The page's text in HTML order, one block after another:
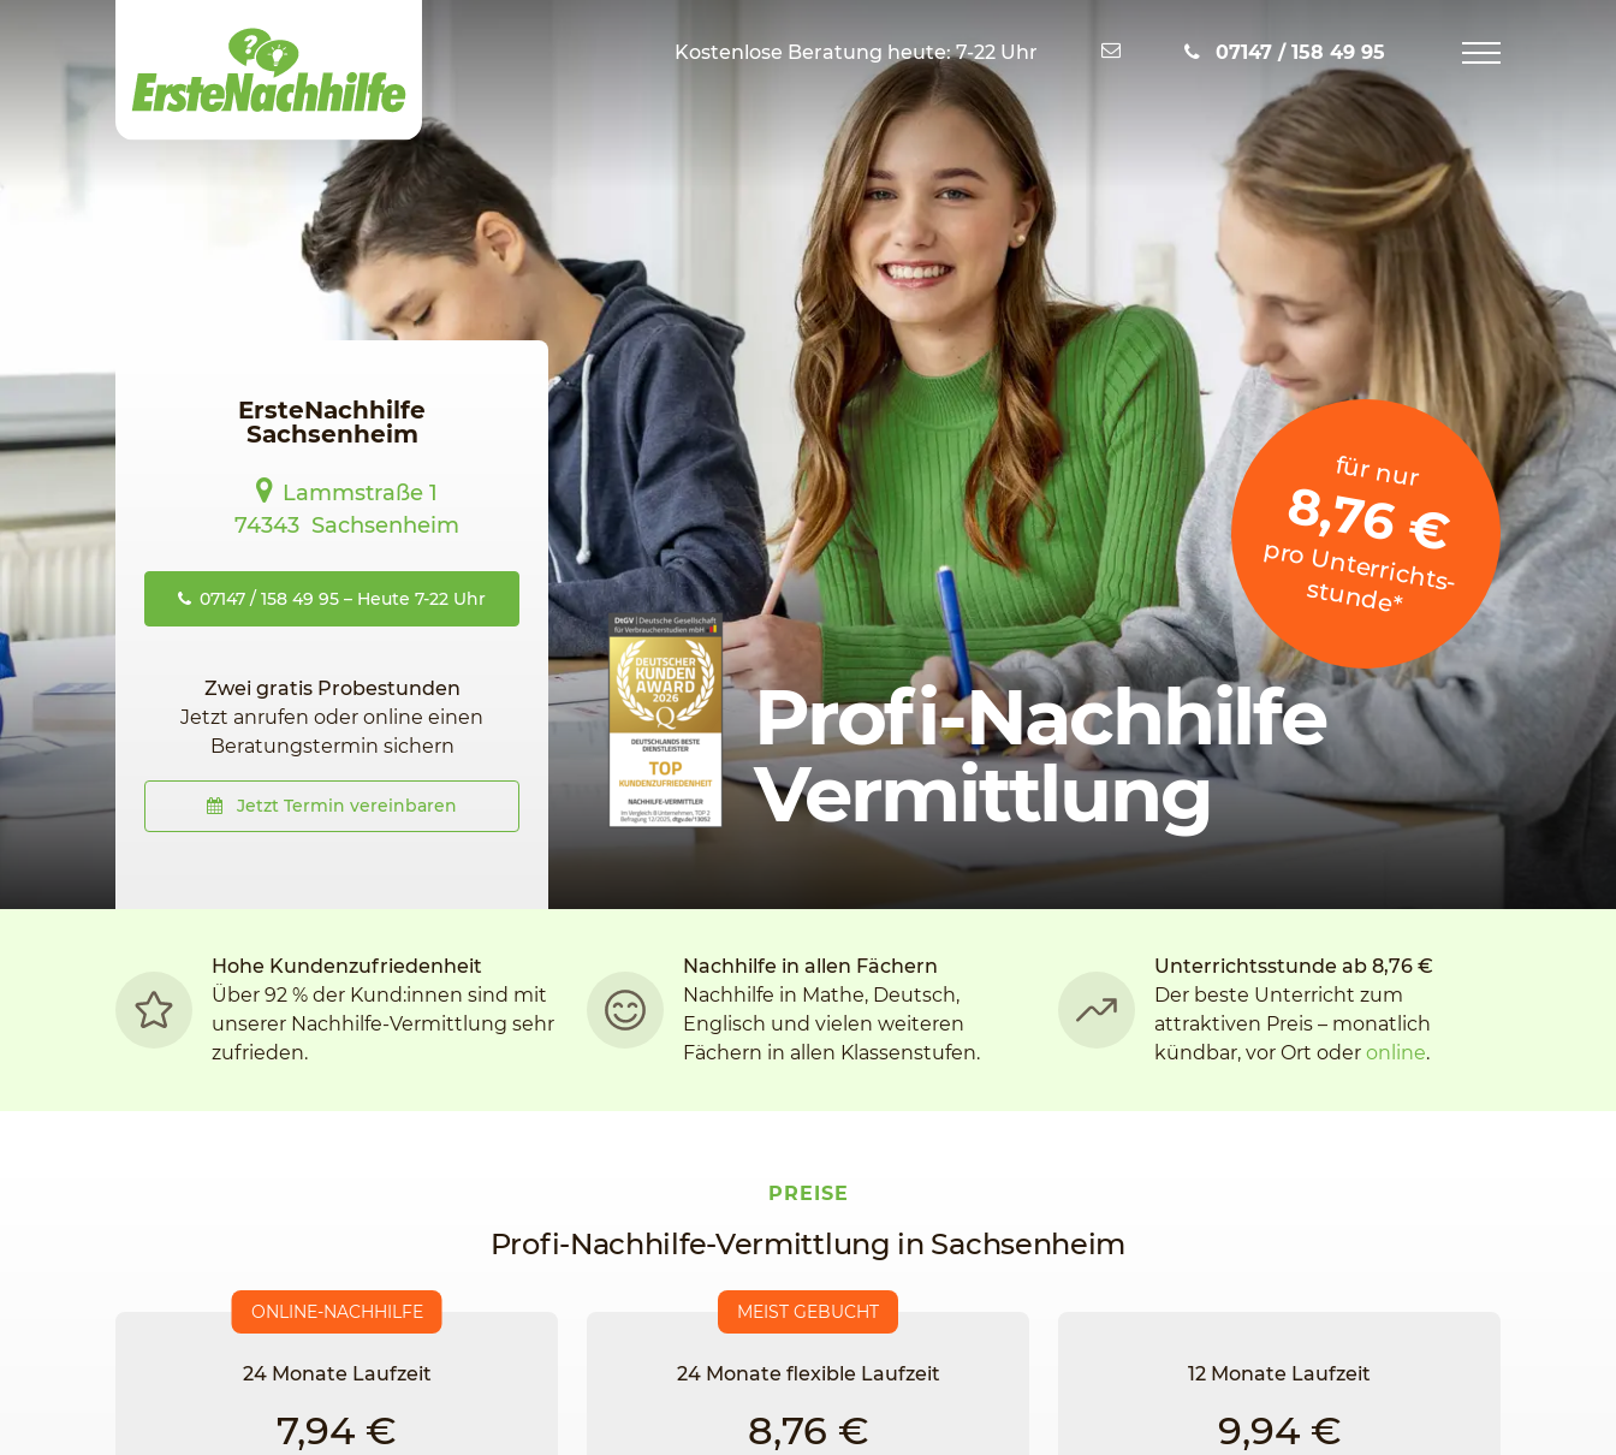
Kostenlose Beratung heute: 7-22 Uhr Nachricht schreiben
07147 / 158 49 95
Navigation
für nur
8,76 €
p
ro
U
n
te
rrich
ts­
stu
n
d
e
*
Profi-Nachhilfe
Vermittlung
ErsteNachhilfe
Sachsenheim
Lammstraße 1
74343 Sachsenheim
Zwei gratis Probestunden
Jetzt anrufen oder online einen
Beratungstermin sichern
07147 / 158 49 95 – Heute 7-22 Uhr
Jetzt Termin vereinbaren
Hohe Kundenzufriedenheit
Über 92 % der Kund:innen sind mit
unserer Nachhilfe-Vermittlung sehr
zufrieden.
Nachhilfe in allen Fächern
Nachhilfe in Mathe, Deutsch,
Englisch und vielen weiteren
Fächern in allen Klassenstufen.
Unterrichtsstunde ab 8,76 €
Der beste Unterricht zum
attraktiven Preis – monatlich
kündbar, vor Ort oder online.
PREISE
Profi-Nachhilfe-Vermittlung in Sachsenheim
MEIST GEBUCHT
24 Monate flexible Laufzeit
8,76 €
ONLINE-NACHHILFE
24 Monate Laufzeit
7,94 €
12 Monate Laufzeit
9,94 €